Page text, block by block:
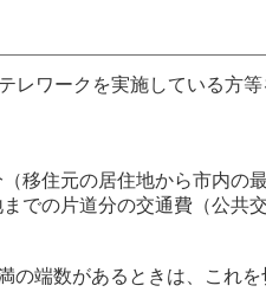
ワークを実施している方
移住元の居住地から市内の
での片道分の交通費（公共
の端数があるときは、これ